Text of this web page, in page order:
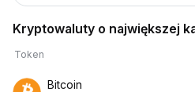
Kryptowaluty o największej
Token
Bitcoin